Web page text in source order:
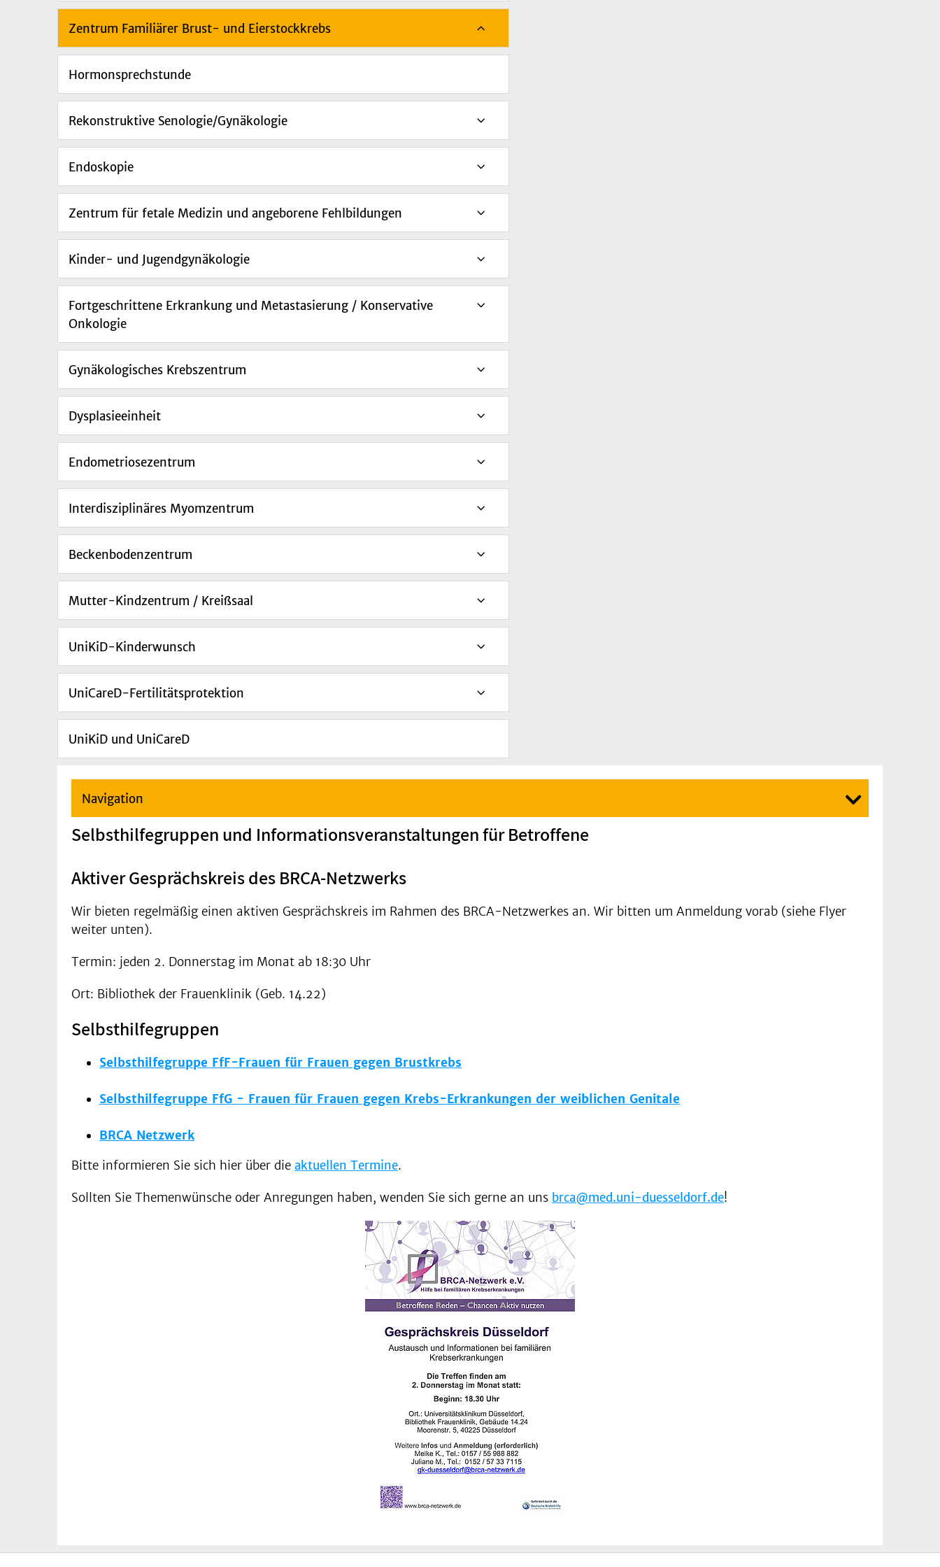
Zentrum Familiärer Brust- und Eierstockkrebs
Hormonsprechstunde
Rekonstruktive Senologie/Gynäkologie
Endoskopie
Zentrum für fetale Medizin und angeborene Fehlbildungen
Kinder- und Jugendgynäkologie
Fortgeschrittene Erkrankung und Metastasierung / Konservative
Onkologie
Gynäkologisches Krebszentrum
Dysplasieeinheit
Endometriosezentrum
Interdisziplinäres Myomzentrum
Beckenbodenzentrum
Mutter-Kindzentrum / Kreißsaal
UniKiD-Kinderwunsch
UniCareD-Fertilitätsprotektion
UniKiD und UniCareD
Navigation
Selbsthilfegruppen und Informationsveranstaltungen für Betroffene
​​​​​​Aktiver Gesprächskreis des BRCA-Netzwerks
Wir bieten regelmäßig einen aktiven Gesprächskreis im Rahmen des BRCA-Netzwerkes an. Wir bitten um Anmeldung vorab (siehe Flyer
weiter unten).
Termin: jeden 2. Donnerstag im Monat ab 18:30 Uhr
Ort: Bibliothek der Frauenklinik (Geb. 14.22)
Selbsthilfegruppen
Selbsthilfegruppe FfF-Frauen für Frauen gegen Brustkrebs
Selbsthilfegruppe FfG - Frauen für Frauen gegen Krebs-Erkrankungen der weiblichen Genitale
BRCA Netzwerk
Bitte informieren Sie sich hier über die aktuellen Termine.
Sollten Sie Themenwünsche oder Anregungen haben, wenden Sie sich gerne an uns brca@med.uni-duesseldorf.de!